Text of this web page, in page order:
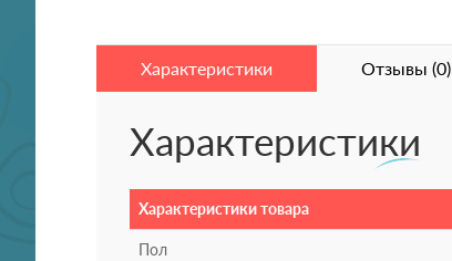
Характеристики Отзывы (0)
Характеристики
Характеристики товара
Пол